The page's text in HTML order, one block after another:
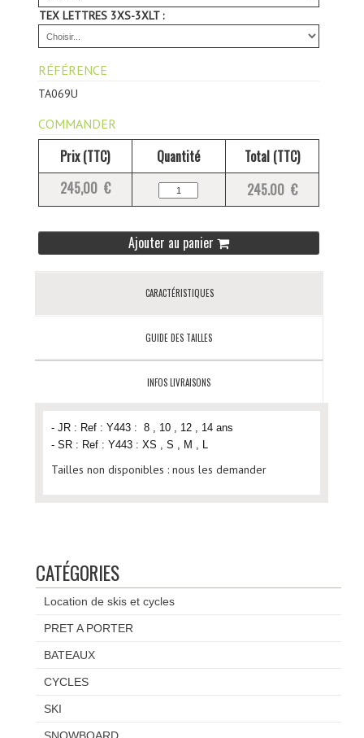
TEX LETTRES 3XS-3XLT :
RÉFÉRENCE
TA069U
COMMANDER
Prix (TTC) Quantité
Total (TTC)
245,00 €
245.00 €
Ajouter au panier
CARACTÉRISTIQUES
GUIDE DES TAILLES
INFOS LIVRAISONS
- JR : Ref : Y443 :8 10 12
14 ans
- SR : Ref : Y443 :XS , S , M , L
Tailles non disponibles : nous les demander
CATÉGORIES
Location de skis et cycles
PRET A PORTER
BATEAUX
CYCLES
SKI
SNOWBOARD